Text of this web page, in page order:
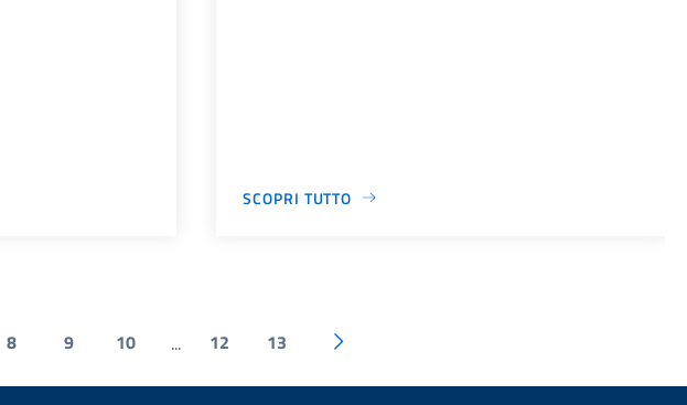
SCOPRI TUTTO
8 9 10 ... 12 13